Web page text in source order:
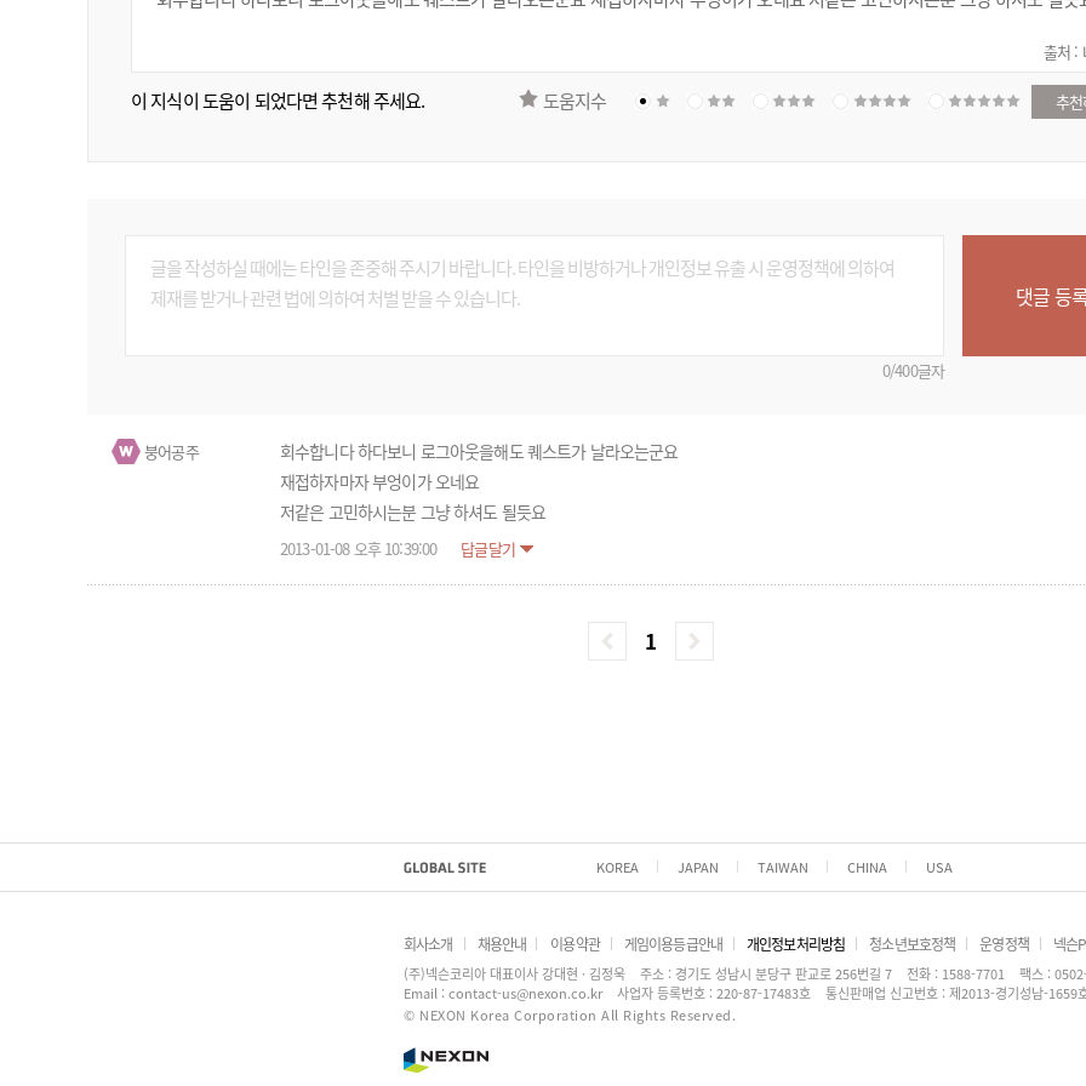
출처 :
이 지식이 도움이 되었다면 추천해 주세요. 도움지수 추
댓글 등
0/400글자
붕어공주
회수합니다 하다보니 로그아웃을해도 퀘스트가 날라오는군요
재접하자마자 부엉이가 오네요
저같은 고민하시는분 그냥 하셔도 될듯요
2013-01-08 오후 10:39:00 답글달기
1
KOREA JAPAN TAIWAN CHINA USA
회사소개 채용안내 이용약관 게임이용등급안내 개인정보처리방침 청소년보호정책 운영정책 넥슨
(주)넥슨코리아 대표이사 강대현 · 김정욱 주소 : 경기도 성남시 분당구 판교로 256번길 7 전화 : 1588-7701
팩스 :
Email : contact-us@nexon.co.kr
사업자 등록번호 : 220-87-17483호 통신판매업 신고번호 : 제2013-경기성남-1659
© NEXON Korea Corporation All Rights Reserved.